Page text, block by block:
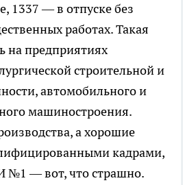
1337 — в отпуске без
работах. Такая
на предприятиях
строительной и
автомобильного и
машиностроения.
а хорошие
кадрами,
№1 — вот, что страшно.